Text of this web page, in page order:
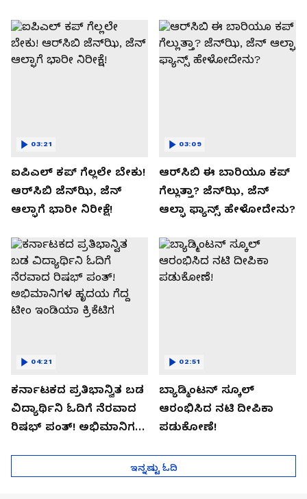
ಐಪಿಎಲ್ ಕಪ್‌ ಗೆಲ್ಲಲೇ ಬೇಕು!
ಆರ್‌ಸಿಬಿ ಜೆನ್‌ಝಿ, ಜೆನ್‌
ಆಲ್ಫಾಗೆ ಭಾರೀ ನಿರೀಕ್ಷೆ!
03:21
ಆರ್‌ಸಿಬಿ ಈ ಬಾರಿಯೂ ಕಪ್‌
ಗೆಲ್ಲುತ್ತಾ? ಜೆನ್‌ಝಿ, ಜೆನ್‌
ಆಲ್ಫಾ ಫ್ಯಾನ್ಸ್ ಹೇಳೋದೇನು?
03:09
ಕರ್ನಾಟಕದ ಪ್ರತಿಭಾನ್ವಿತ ಬಡ
ವಿದ್ಯಾರ್ಥಿನಿ ಓದಿಗೆ ನೆರವಾದ
ರಿಷಭ್ ಪಂತ್! ಅಭಿಮಾನಿಗಳ
04:21
ಬ್ಯಾಡ್ಮಿಂಟನ್ ಸ್ಕೂಲ್​
ಆರಂಭಿಸಿದ ನಟಿ ದೀಪಿಕಾ
ಪಡುಕೋಣೆ!
02:51
ಇನ್ನಷ್ಟು ಓದಿ